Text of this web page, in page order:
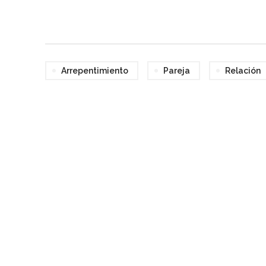
Arrepentimiento Pareja Relación